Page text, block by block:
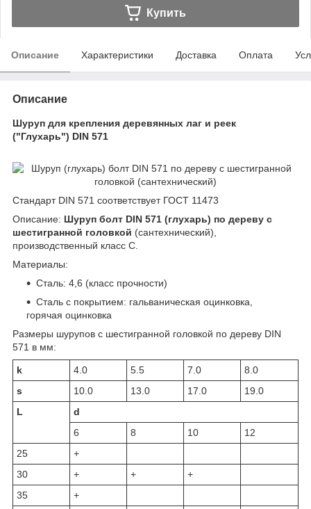
Купить
Описание Характеристики Доставка Оплата
Описание
Шуруп для крепления деревянных лаг и реек
("Глухарь") DIN 571
Стандарт DIN 571 соответствует ГОСТ 11473
Описание: Шуруп болт DIN 571 (глухарь) по дереву с
шестигранной головкой (сантехнический),
производственный класс С.
Материалы:
Сталь: 4,6 (класс прочности)
Сталь с покрытием: гальваническая оцинковка,
горячая оцинковка
Размеры шурупов с шестигранной головкой по дереву DIN
571 в мм:
k 4.0 5.5 7.0
8.0
s
10.0 13.0 17.0
19.0
L
d
6
8 10
12
25
+
30
+ +
+
35
+